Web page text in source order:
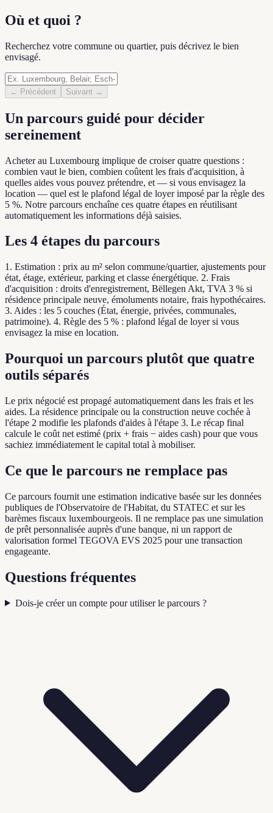
Où et quoi ?
Recherchez votre commune ou quartier, puis décrivez le bien
envisagé.
← Précédent Suivant →
Un parcours guidé pour décider
sereinement
Acheter au Luxembourg implique de croiser quatre questions :
combien vaut le bien, combien coûtent les frais d'acquisition, à
quelles aides vous pouvez prétendre, et — si vous envisagez la
location — quel est le plafond légal de loyer imposé par la règle des
5 %. Notre parcours enchaîne ces quatre étapes en réutilisant
automatiquement les informations déjà saisies.
Les 4 étapes du parcours
1. Estimation : prix au m² selon commune/quartier, ajustements pour
état, étage, extérieur, parking et classe énergétique. 2. Frais
d'acquisition : droits d'enregistrement, Bëllegen Akt, TVA 3 % si
résidence principale neuve, émoluments notaire, frais hypothécaires.
3. Aides : les 5 couches (État, énergie, privées, communales,
patrimoine). 4. Règle des 5 % : plafond légal de loyer si vous
envisagez la mise en location.
Pourquoi un parcours plutôt que quatre
outils séparés
Le prix négocié est propagé automatiquement dans les frais et les
aides. La résidence principale ou la construction neuve cochée à
l'étape 2 modifie les plafonds d'aides à l'étape 3. Le récap final
calcule le coût net estimé (prix + frais − aides cash) pour que vous
sachiez immédiatement le capital total à mobiliser.
Ce que le parcours ne remplace pas
Ce parcours fournit une estimation indicative basée sur les données
publiques de l'Observatoire de l'Habitat, du STATEC et sur les
barèmes fiscaux luxembourgeois. Il ne remplace pas une simulation
de prêt personnalisée auprès d'une banque, ni un rapport de
valorisation formel TEGOVA EVS 2025 pour une transaction
engageante.
Questions fréquentes
Dois-je créer un compte pour utiliser le parcours ?